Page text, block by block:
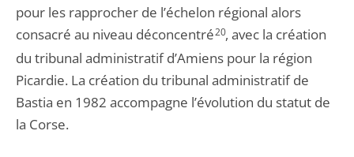
pour les rapprocher de l’échelon régional alors
consacré au niveau déconcentré20, avec la création
du tribunal administratif d’Amiens pour la région
Picardie. La création du tribunal administratif de
Bastia en 1982 accompagne l’évolution du statut de
la Corse.